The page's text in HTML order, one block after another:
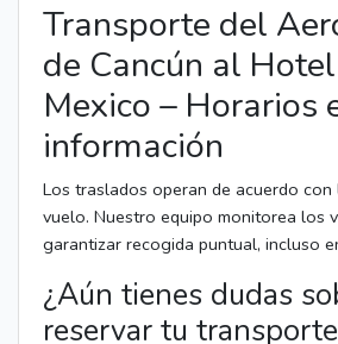
Transporte del
de Cancún al
Mexico – Horarios
información
Los traslados operan de acuerdo
vuelo. Nuestro equipo monitorea los
garantizar recogida puntual, incluso
¿Aún tienes dudas
reservar tu